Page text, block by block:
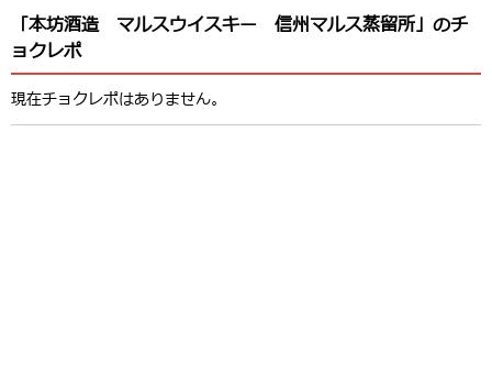
「本坊酒造 マルスウイスキー 信州マルス蒸留所」のチ
ョクレポ
現在チョクレポはありません。